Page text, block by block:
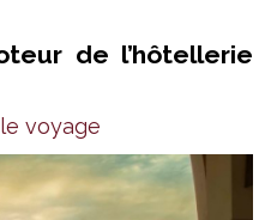
de l’hôtellerie
voyage